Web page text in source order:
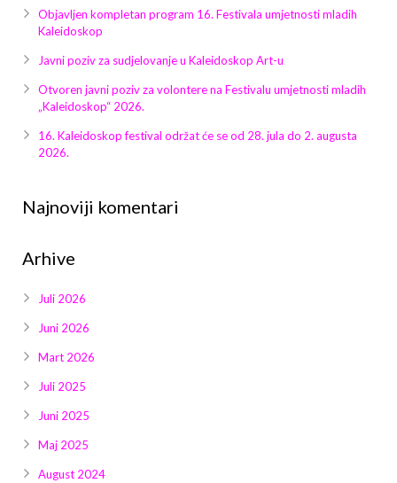
Galerija 2023
Objavljen kompletan program 16. Festivala umjetnosti mladih
Kaleidoskop
Javni poziv za sudjelovanje u Kaleidoskop Art-u
Otvoren javni poziv za volontere na Festivalu umjetnosti mladih
„Kaleidoskop“ 2026.
16. Kaleidoskop festival održat će se od 28. jula do 2. augusta
2026.
Najnoviji komentari
Arhive
Juli 2026
Juni 2026
Mart 2026
Juli 2025
Juni 2025
Maj 2025
August 2024